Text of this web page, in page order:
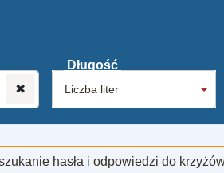
✖
Długość
hasła i odpowiedzi do